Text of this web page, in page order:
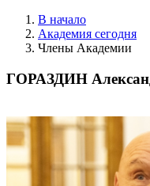
В начало
Академия сегодня
Члены Академии
ГОРАЗДИН